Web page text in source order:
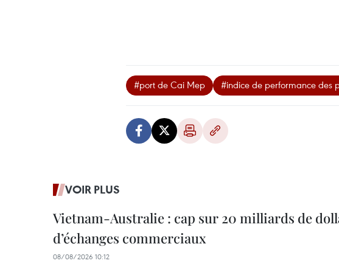
#port de Cai Mep #indice de performance des
VOIR PLUS
Vietnam-Australie : cap sur 20 milliards de
d’échanges commerciaux
08/08/2026 10:12